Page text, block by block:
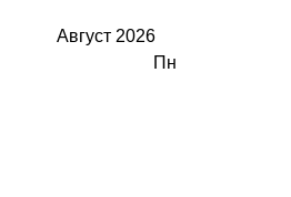
Август 2026
Пн